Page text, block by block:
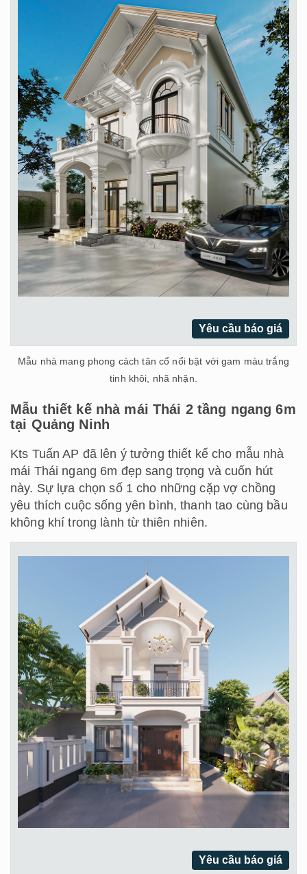
Yêu cầu báo giá
Mẫu nhà mang phong cách tân cổ nổi bật với gam màu trắng
tinh khôi, nhã nhặn.
Mẫu thiết kế nhà mái Thái 2 tầng ngang 6m
tại Quảng Ninh
Kts Tuấn AP đã lên ý tưởng thiết kế cho mẫu nhà
mái Thái ngang 6m đẹp sang trọng và cuốn hút
này. Sự lựa chọn số 1 cho những cặp vợ chồng
yêu thích cuộc sống yên bình, thanh tao cùng bầu
không khí trong lành từ thiên nhiên.
Yêu cầu báo giá